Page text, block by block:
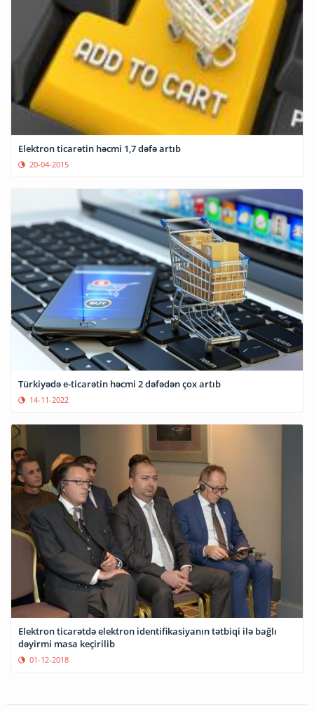
Elektron ticarətin həcmi 1,7 dəfə artıb
20-04-2015
Türkiyədə e-ticarətin həcmi 2 dəfədən çox artıb
14-11-2022
Elektron ticarətdə elektron identifikasiyanın tətbiqi ilə bağlı
dəyirmi masa keçirilib
01-12-2018